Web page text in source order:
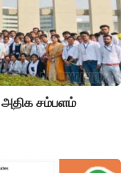
அதிக சம்பளம்